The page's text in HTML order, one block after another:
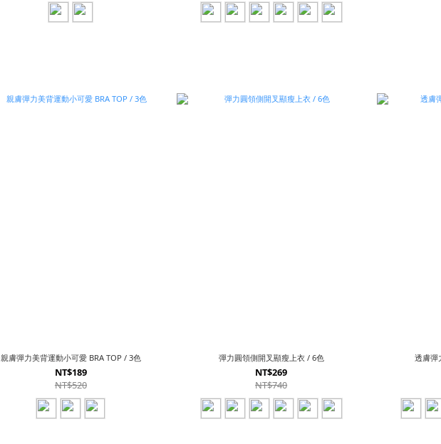
親膚彈力美背運動小可愛 BRA TOP / 3色
NT$189
NT$520
彈力圓領側開叉顯瘦上衣 / 6色
NT$269
NT$740
透膚彈